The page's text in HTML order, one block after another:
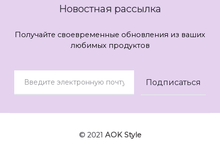
Новостная рассылка
Получайте своевременные обновления из ваших
любимых продуктов
© 2021 AOK Style